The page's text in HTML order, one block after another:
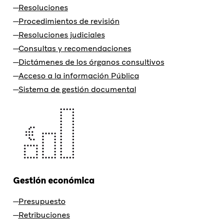
Resoluciones
Procedimientos de revisión
Resoluciones judiciales
Consultas y recomendaciones
Dictámenes de los órganos consultivos
Acceso a la información Pública
Sistema de gestión documental
Gestión económica
Presupuesto
Retribuciones